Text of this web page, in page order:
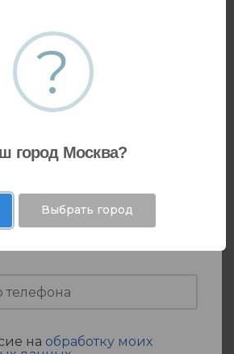
на обработку моих
?
город Москва?
Выбрать город